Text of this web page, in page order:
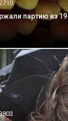
партию из